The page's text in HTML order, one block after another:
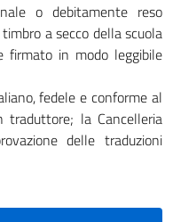
o debitamente reso
a secco della scuola
firmato in modo leggibile
fedele e conforme al
traduttore; la Cancelleria
delle traduzioni